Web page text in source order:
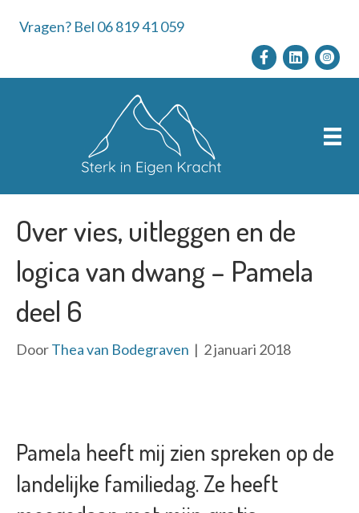
Vragen? Bel 06 819 41 059
Over vies, uitleggen en de
logica van dwang – Pamela
deel 6
DoorThea van Bodegraven | 2 januari 2018
Pamela heeft mij zien spreken op de
landelijke familiedag. Ze heeft